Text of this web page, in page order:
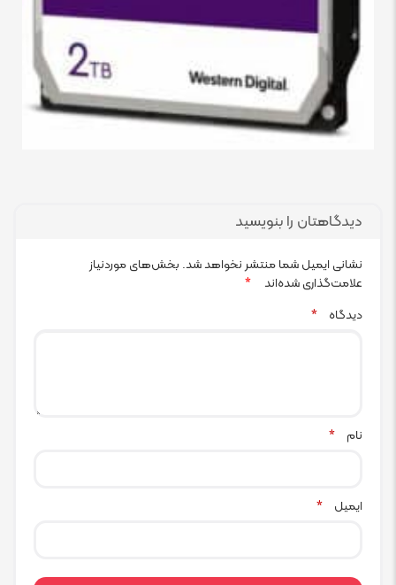
دیدگاهتان را بنویسید
نشانی ایمیل شما منتشر نخواهد شد. بخش‌های موردنیاز
علامت‌گذاری شده‌اند
*
دیدگاه
*
نام *
ایمیل *